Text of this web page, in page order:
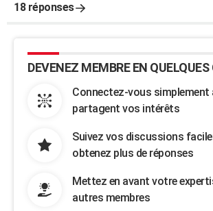
18 réponses
DEVENEZ MEMBRE EN QUELQUES
Connectez-vous simplement
partagent vos intérêts
Suivez vos discussions
obtenez plus de réponses
Mettez en avant votre
autres membres